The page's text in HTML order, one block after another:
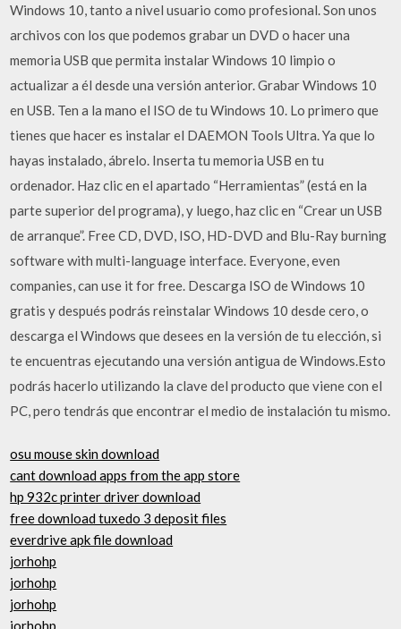
Windows 10, tanto a nivel usuario como profesional. Son unos
archivos con los que podemos grabar un DVD o hacer una
memoria USB que permita instalar Windows 10 limpio o
actualizar a él desde una versión anterior. Grabar Windows 10
en USB. Ten a la mano el ISO de tu Windows 10. Lo primero que
tienes que hacer es instalar el DAEMON Tools Ultra. Ya que lo
hayas instalado, ábrelo. Inserta tu memoria USB en tu
ordenador. Haz clic en el apartado “Herramientas” (está en la
parte superior del programa), y luego, haz clic en “Crear un USB
de arranque”. Free CD, DVD, ISO, HD-DVD and Blu-Ray burning
software with multi-language interface. Everyone, even
companies, can use it for free. Descarga ISO de Windows 10
gratis y después podrás reinstalar Windows 10 desde cero, o
descarga el Windows que desees en la versión de tu elección, si
te encuentras ejecutando una versión antigua de Windows.Esto
podrás hacerlo utilizando la clave del producto que viene con el
PC, pero tendrás que encontrar el medio de instalación tu mismo.
osu mouse skin download
cant download apps from the app store
hp 932c printer driver download
free download tuxedo 3 deposit files
everdrive apk file download
jorhohp
jorhohp
jorhohp
jorhohp